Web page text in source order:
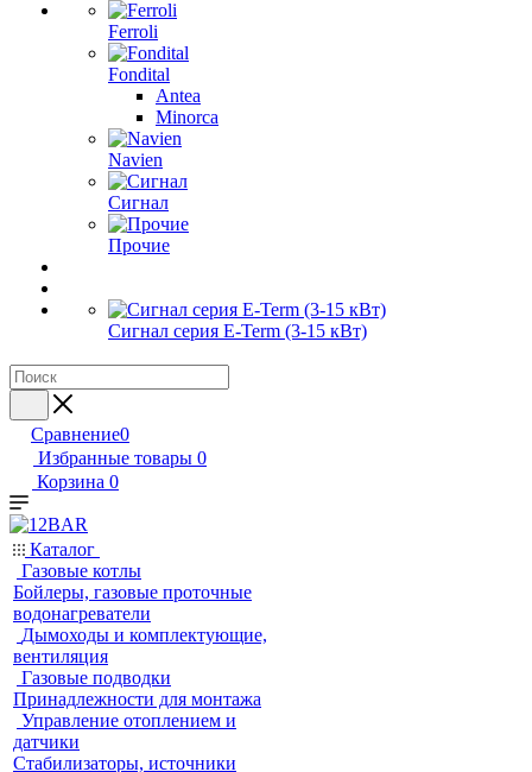
Ferroli
Fondital
Antea
Minorca
Navien
Сигнал
Прочие
Сигнал серия E-Term (3-15 кВт)
Сравнение0
Избранные товары 0
Корзина 0
Каталог
Газовые котлы
Бойлеры, газовые проточные
водонагреватели
Дымоходы и комплектующие,
вентиляция
Газовые подводки
Принадлежности для монтажа
Управление отоплением и
датчики
Стабилизаторы, источники